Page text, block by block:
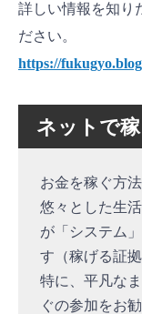
詳しい情報を知り
ださい。
https://
ネットで
お金を稼ぐ方
悠々とした生
が「システム
す（稼げる証拠
特に、平凡な
ぐの参加をお